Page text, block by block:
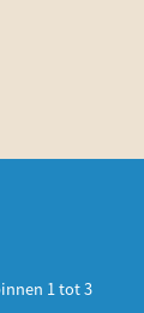
1 tot 3